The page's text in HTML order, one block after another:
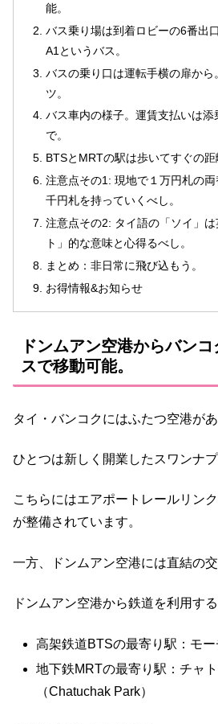
能。
バス乗り場は到着ロビーの6番出
A1というバス。
バスの乗り口は運転手横の扉か
ツ。
バス車内の様子。運賃支払いは添
で。
BTSとMRTの駅は歩いてすぐの距
注意点その1: 現地で１万円札の両
千円札を持っていくべし。
注意点その2: タイ語の「ソイ」
ト」的な意味と心得るべし。
まとめ：非日常に飛び込もう。
お得情報&お知らせ
ドンムアン空港からバン
スで移動可能。
タイ・バンコクにはふたつ空港があ
ひとつは新しく開業したスワンナプ
こちらにはエアポートレールリン
が整備されています。
一方、ドンムアン空港には直結の
ドンムアン空港から鉄道を利用する
高架鉄道BTSの最寄り駅：モー
地下鉄MRTの最寄り駅：チャ
（Chatuchak Park）